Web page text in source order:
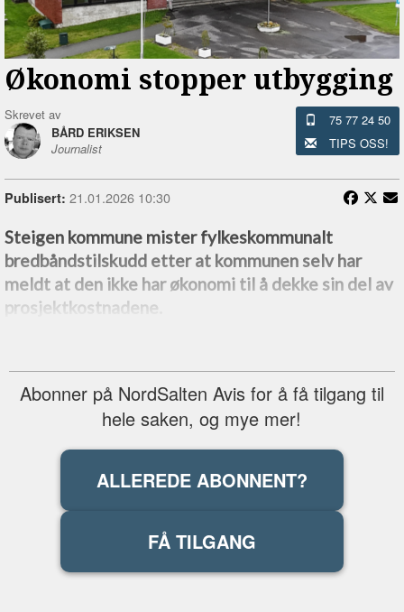
Økonomi stopper utbygging
Skrevet av
BÅRD ERIKSEN
Journalist
75 77 24 50
TIPS OSS!
Publisert: 21.01.2026 10:30
Steigen kommune mister fylkeskommunalt
bredbåndstilskudd etter at kommunen selv har
meldt at den ikke har økonomi til å dekke sin del av
prosjektkostnadene.
Abonner på NordSalten Avis for å få tilgang til
hele saken, og mye mer!
ALLEREDE ABONNENT?
FÅ TILGANG